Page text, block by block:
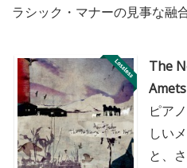
ラシック・マナーの見事な融
The
ピア
しい
と、